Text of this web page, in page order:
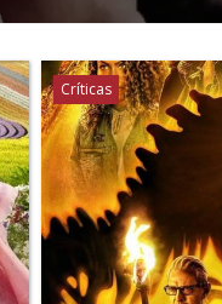
Críticas